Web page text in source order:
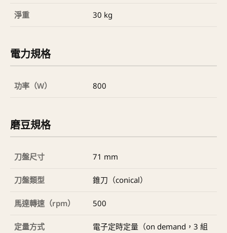
淨重 30 kg
電力規格
功率（W） 800
磨豆規格
刀盤尺寸 71 mm
刀盤類型 錐刀（conical）
馬達轉速（rpm） 500
定量方式
電子定時定量（on demand，3 組